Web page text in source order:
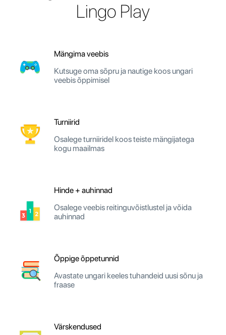
Lingo Play
Mängima veebis
Kutsuge oma sõpru ja nautige koos ungari
veebis õppimisel
Turniirid
Osalege turniiridel koos teiste mängijatega
kogu maailmas
Hinde + auhinnad
Osalege veebis reitinguvõistlustel ja võida
auhinnad
Õppige õppetunnid
Avastate ungari keeles tuhandeid uusi sõnu ja
fraase
Värskendused